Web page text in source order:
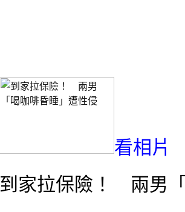
看相片
到家拉保險！ 兩男